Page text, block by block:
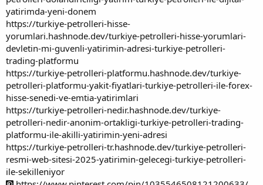
yatirimda-yeni-donem
https://turkiye-petrolleri-hisse-
yorumlari.hashnode.dev/turkiye-petrolleri-hisse-yorumlari-
devletin-mi-guvenli-yatirimin-adresi-turkiye-petrolleri-
trading-platformu
https://turkiye-petrolleri-platformu.hashnode.dev/turkiye-
petrolleri-platformu-yakit-fiyatlari-turkiye-petrolleri-ile-forex-
hisse-senedi-ve-emtia-yatirimlari
https://turkiye-petrolleri-nedir.hashnode.dev/turkiye-
petrolleri-nedir-anonim-ortakligi-turkiye-petrolleri-trading-
platformu-ile-akilli-yatirimin-yeni-adresi
https://turkiye-petrolleri-tr.hashnode.dev/turkiye-petrolleri-
resmi-web-sitesi-2025-yatirimin-gelecegi-turkiye-petrolleri-
ile-sekilleniyor